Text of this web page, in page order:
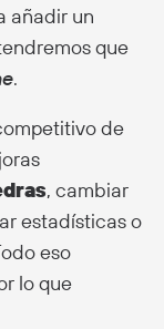
añadir un
que
.
de
, cambiar
estadísticas o
eso
lo que